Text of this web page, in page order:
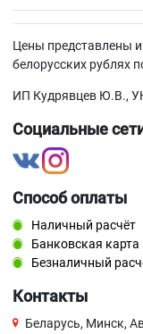
Цены представлены
белорусских рублях
ИП Кудрявцев Ю.В.,
Социальные
Способ оплаты
Наличный расчёт
Банковская карта
Безналичный
Контакты
Беларусь, Минск,